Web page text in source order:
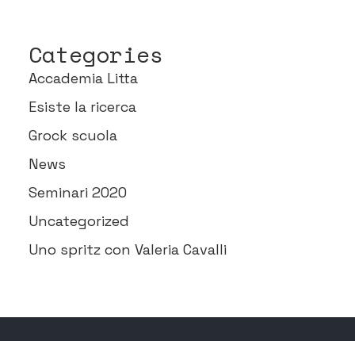
Categories
Accademia Litta
Esiste la ricerca
Grock scuola
News
Seminari 2020
Uncategorized
Uno spritz con Valeria Cavalli